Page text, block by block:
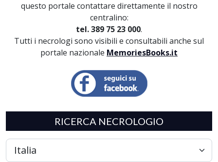
questo portale contattare direttamente il nostro
centralino:
tel. 389 75 23 000.
Tutti i necrologi sono visibili e consultabili anche sul
portale nazionale MemoriesBooks.it
RICERCA NECROLOGIO